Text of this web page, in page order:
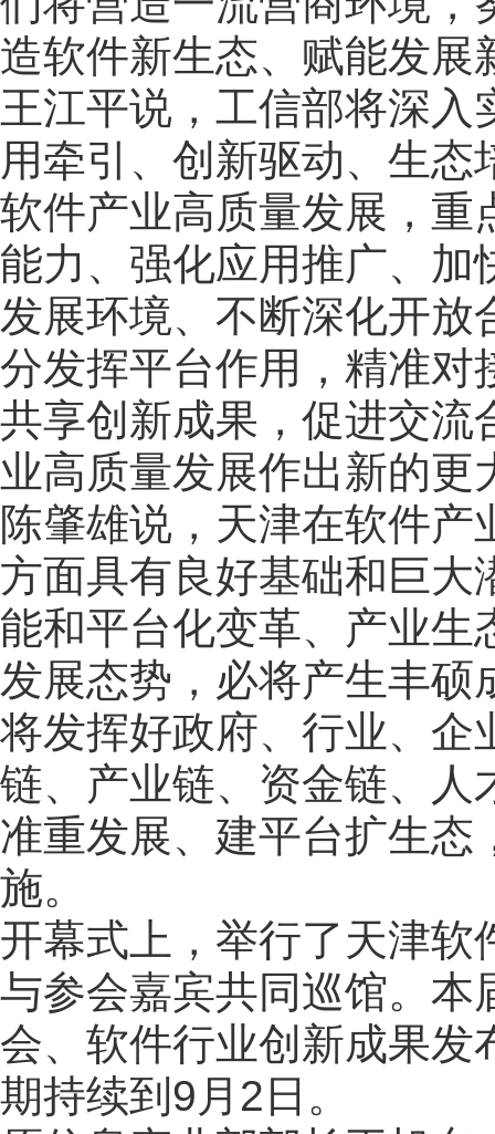
造软件新生态、赋能发展
王江平说，工信部将深
用牵引、创新驱动、生
软件产业高质量发展，重
能力、强化应用推广、加
发展环境、不断深化开放
分发挥平台作用，精准对
共享创新成果，促进交流
业高质量发展作出新的更
陈肇雄说，天津在软件
方面具有良好基础和巨大
能和平台化变革、产业生
发展态势，必将产生丰硕
将发挥好政府、行业、企
链、产业链、资金链、人
准重发展、建平台扩生态
施。
开幕式上，举行了天津软
与参会嘉宾共同巡馆。本
会、软件行业创新成果发
期持续到9月2日。